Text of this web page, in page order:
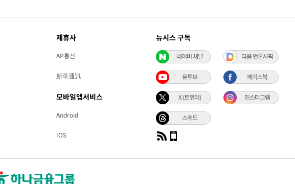
제휴사
AP통신
新華通訊
모바일앱서비스
Android
IOS
뉴시스 구독
네이버 채널 다음 언론사픽
유튜브 페이스북
X (트위터) 인스타그램
스레드